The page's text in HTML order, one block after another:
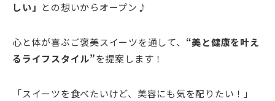
しい」 との想いからオープン♪
心と体が喜ぶご褒美スイーツを通して、 “美と健康を叶え
るライフスタイル”を提案します！
「スイーツを食べたいけど、美容にも気を配りたい！」